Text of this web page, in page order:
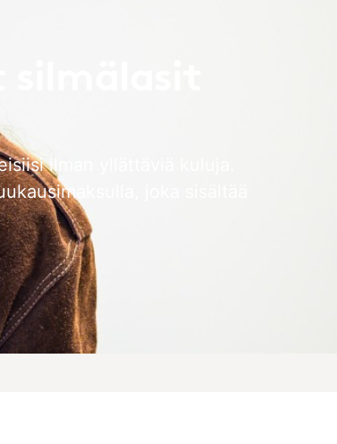
ilman yllättäviä kuluja.
joka sisältää